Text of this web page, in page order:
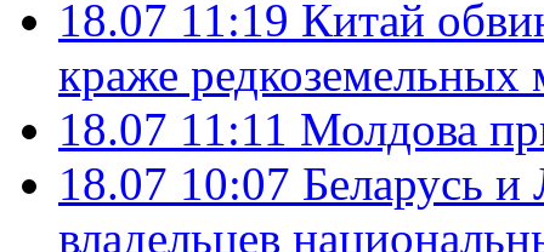
18.07 11:19 Китай
краже редкоземельных
18.07 11:11 Молдова
18.07 10:07 Беларусь
владельцев